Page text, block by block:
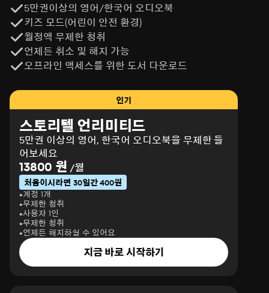
5만권이상의 영어/한국어 오디오북
키즈 모드(어린이 안전 환경)
월정액 무제한 청취
언제든 취소 및 해지 가능
오프라인 액세스를 위한 도서 다운로드
인기
스토리텔 언리미티드
5만권 이상의 영어, 한국어 오디오북을 무제한 들
어보세요
13800 원 /월
처음이시라면 30일간 400원
계정 1개
무제한 청취
사용자 1인
무제한 청취
언제든 해지하실 수 있어요
지금 바로 시작하기